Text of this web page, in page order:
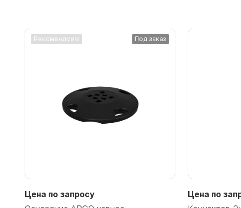
Подробнее
Рекомендуем Под заказ
Цена по запросу
Цена по